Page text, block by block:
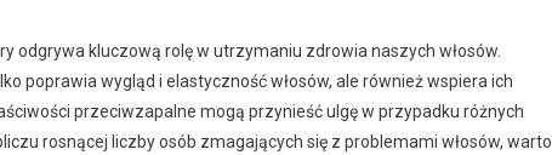
odgrywa kluczową rolę w utrzymaniu zdrowia naszych włosów.
poprawia wygląd i elastyczność włosów, ale również wspiera ich
przeciwzapalne mogą przynieść ulgę w przypadku różnych
rosnącej liczby osób zmagających się z problemami włosów, warto